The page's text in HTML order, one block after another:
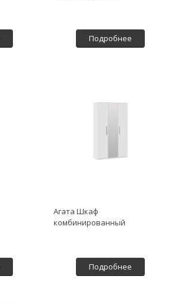
Подробнее
Агата Шкаф
комбинированный
Подробнее